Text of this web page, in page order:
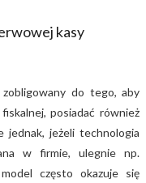
kasy
do tego, aby
posiadać również
jednak, jeżeli technologia
w firmie, ulegnie np.
często okazuje się